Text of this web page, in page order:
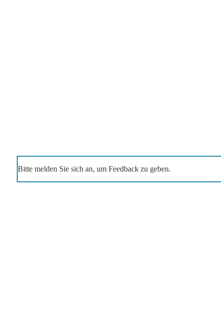
Bitte melden Sie sich an, um Feedback zu geben.